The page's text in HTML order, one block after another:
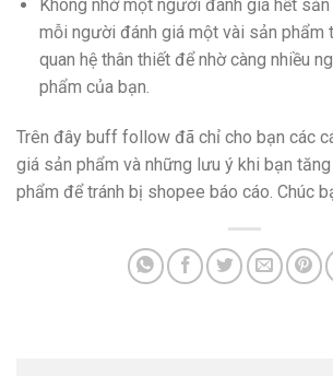
Không nhờ một người đánh giá hết
mỗi người đánh giá một vài sản phẩm
quan hệ thân thiết để nhờ càng nhiều
phẩm của bạn.
Trên đây buff follow đã chỉ cho bạn các
giá sản phẩm và những lưu ý khi bạn
phẩm để tránh bị shopee báo cáo. Chúc